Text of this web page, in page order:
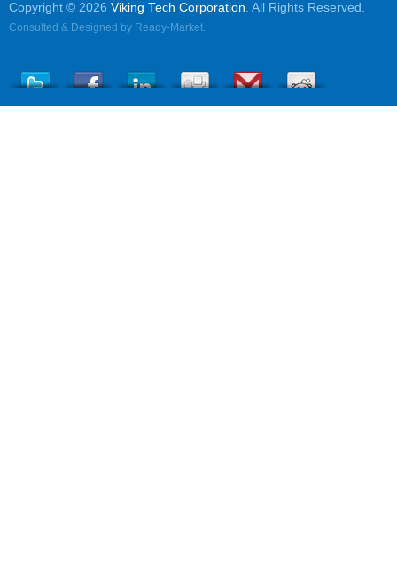
Copyright © 2026 Viking Tech Corporation. All Rights Reserved.
Consulted & Designed by Ready-Market.